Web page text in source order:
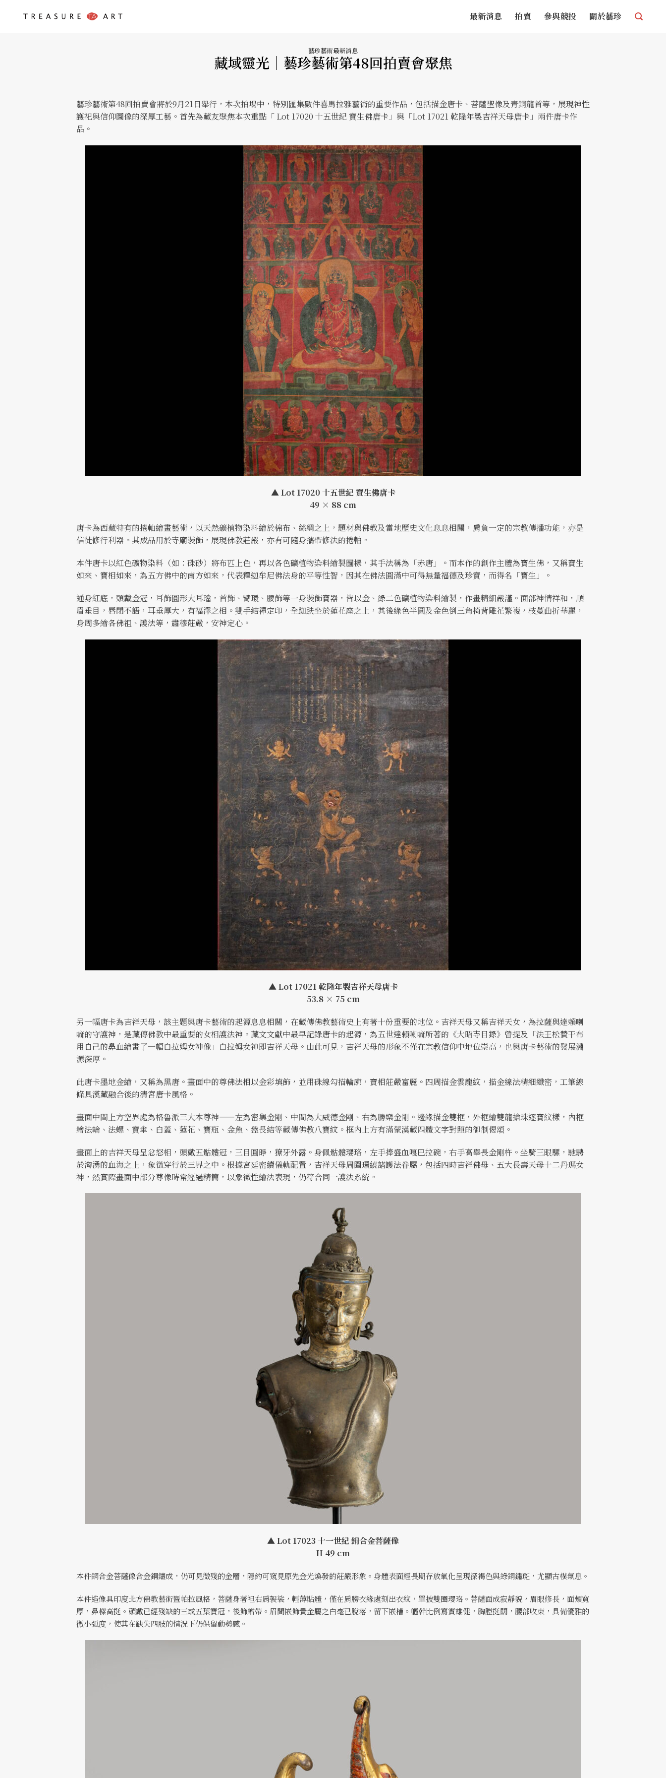
content
最新消息 拍賣 參與競投 關於藝珍
藝珍藝術最新消息
藏域靈光｜藝珍藝術第48回拍賣會聚焦
藝珍藝術第48回拍賣會將於9月21日舉行，本次拍場中，特別匯集數件喜馬拉雅藝術的重要作品，包括描金唐卡、菩薩聖像及青銅龍首等，展現神性
護祀與信仰圖像的深厚工藝。首先為藏友聚焦本次重點「 Lot 17020 十五世紀 寶生佛唐卡」與「Lot 17021 乾隆年製吉祥天母唐卡」兩件唐卡作
品。
▲ Lot 17020 十五世紀 寶生佛唐卡
49 × 88 cm
唐卡為西藏特有的捲軸繪畫藝術，以天然礦植物染料繪於棉布、絲綢之上，題材與佛教及當地歷史文化息息相關，肩負一定的宗教傳播功能，亦是
信徒修行利器。其成品用於寺廟裝飾，展現佛教莊嚴，亦有可隨身攜帶修法的捲軸。
本件唐卡以紅色礦物染料（如：硃砂）將布匹上色，再以各色礦植物染料繪製圖樣，其手法稱為「赤唐」。而本作的創作主體為寶生佛，又稱寶生
如來、寶相如來，為五方佛中的南方如來，代表釋迦牟尼佛法身的平等性智，因其在佛法圓滿中可得無量福德及珍寶，而得名「寶生」。
通身紅底，頭戴金冠，耳飾圓形大耳璫，首飾、臂環、腰飾等一身裝飾寶器，皆以金、綠二色礦植物染料繪製，作畫精細嚴謹。面部神情祥和，順
眉垂目，唇閉不語，耳垂厚大，有福澤之相。雙手結禪定印，全跏趺坐於蓮花座之上，其後綠色半圓及金色倒三角椅背雕花繁複，枝蔓曲折華麗，
身周多繪各佛祖、護法等，肅穆莊嚴，安神定心。
▲ Lot 17021 乾隆年製吉祥天母唐卡
53.8 × 75 cm
另一幅唐卡為吉祥天母，該主題與唐卡藝術的起源息息相關，在藏傳佛教藝術史上有著十份重要的地位。吉祥天母又稱吉祥天女，為拉薩與達賴喇
嘛的守護神，是藏傳佛教中最重要的女相護法神。藏文文獻中最早記錄唐卡的起源，為五世達賴喇嘛所著的《大昭寺目錄》曾提及「法王松贊干布
用自己的鼻血繪畫了一幅白拉姆女神像」白拉姆女神即吉祥天母。由此可見，吉祥天母的形象不僅在宗教信仰中地位崇高，也與唐卡藝術的發展淵
源深厚。
此唐卡墨地金繪，又稱為黑唐。畫面中的尊佛法相以金彩填飾，並用硃線勾描輪廓，寶相莊嚴富麗。四周描金雲龍紋，描金線法精細纖密，工筆線
條具漢藏融合後的清宮唐卡風格。
畫面中間上方空界處為格魯派三大本尊神——左為密集金剛、中間為大威德金剛、右為勝樂金剛。邊緣描金雙框，外框繪雙龍搶珠逐寶紋樣，內框
繪法輪、法螺、寶傘、白蓋、蓮花、寶瓶、金魚、盤長結等藏傳佛教八寶紋。框內上方有滿蒙漢藏四體文字對照的御制偈頌。
畫面上的吉祥天母呈忿怒相，頭戴五骷髏冠，三目圓睜，獠牙外露。身佩骷髏瓔珞，左手捧盛血嘎巴拉碗，右手高舉長金剛杵。坐騎三眼騾，馳騁
於洶湧的血海之上，象徵穿行於三界之中。根據宮廷密續儀軌配置，吉祥天母周圍環繞諸護法眷屬，包括四時吉祥佛母、五大長壽天母十二丹瑪女
神，然實際畫面中部分尊像時常經過精簡，以象徵性繪法表現，仍符合同一護法系統。
▲ Lot 17023 十一世紀 銅合金菩薩像
H 49 cm
本件銅合金菩薩像合金銅鑄成，仍可見微殘的金層，隱約可窺見原先金光煥發的莊嚴形象。身體表面經長期存放氧化呈現深褐色與綠銅鏽斑，尤顯古樸氣息。
本件造像具印度北方佛教藝術暨帕拉風格，菩薩身著袒右肩袈裟，輕薄貼體，僅在肩膀衣緣處刻出衣紋，單披雙圈瓔珞。菩薩面成寂靜貌，眉眼修長，面頰寬
厚，鼻樑高挺。頭戴已經殘缺的三或五葉寶冠，後飾繒帶。眉間嵌飾貴金屬之白毫已脫落，留下嵌槽。軀幹比例寫實雄健，胸膛挺闊，腰部收束，具備優雅的
微小弧度，使其在缺失四肢的情況下仍保留動勢感。